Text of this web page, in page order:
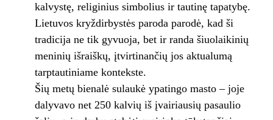
kalvystę, religinius simbolius ir tautinę tapatybę.
Lietuvos kryždirbystės paroda parodė, kad ši
tradicija ne tik gyvuoja, bet ir randa šiuolaikinių
meninių išraiškų, įtvirtinančių jos aktualumą
tarptautiniame kontekste.
Šių metų bienalė sulaukė ypatingo masto – joje
dalyvavo net 250 kalvių iš įvairiausių pasaulio